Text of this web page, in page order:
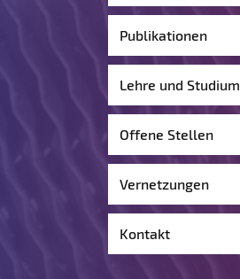
Publikationen
Lehre und Studium
Offene Stellen
Vernetzungen
Kontakt